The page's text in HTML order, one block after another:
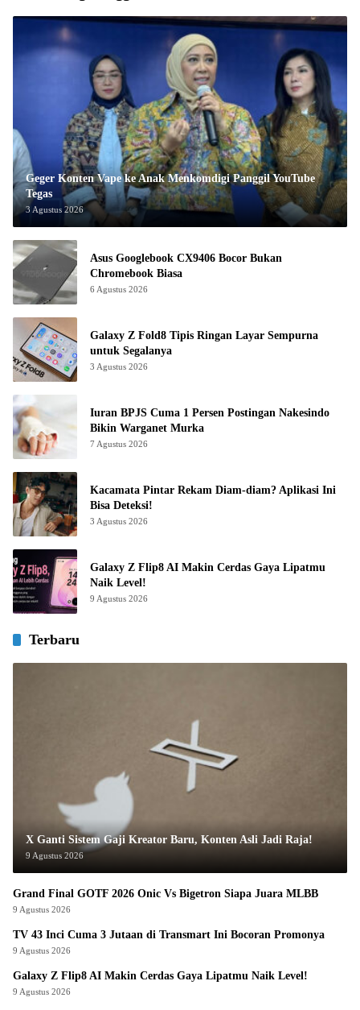
Geger Konten Vape ke Anak Menkomdigi Panggil YouTube
Tegas
3 Agustus 2026
Asus Googlebook CX9406 Bocor Bukan
Chromebook Biasa
6 Agustus 2026
Galaxy Z Fold8 Tipis Ringan Layar Sempurna
untuk Segalanya
3 Agustus 2026
Iuran BPJS Cuma 1 Persen Postingan Nakesindo
Bikin Warganet Murka
7 Agustus 2026
Kacamata Pintar Rekam Diam-diam? Aplikasi Ini
Bisa Deteksi!
3 Agustus 2026
Galaxy Z Flip8 AI Makin Cerdas Gaya Lipatmu
Naik Level!
9 Agustus 2026
Terbaru
X Ganti Sistem Gaji Kreator Baru, Konten Asli Jadi Raja!
9 Agustus 2026
Grand Final GOTF 2026 Onic Vs Bigetron Siapa Juara MLBB
9 Agustus 2026
TV 43 Inci Cuma 3 Jutaan di Transmart Ini Bocoran Promonya
9 Agustus 2026
Galaxy Z Flip8 AI Makin Cerdas Gaya Lipatmu Naik Level!
9 Agustus 2026